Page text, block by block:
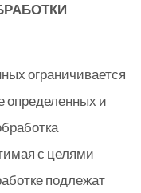
ограничивается
определенных и
с целями
подлежат